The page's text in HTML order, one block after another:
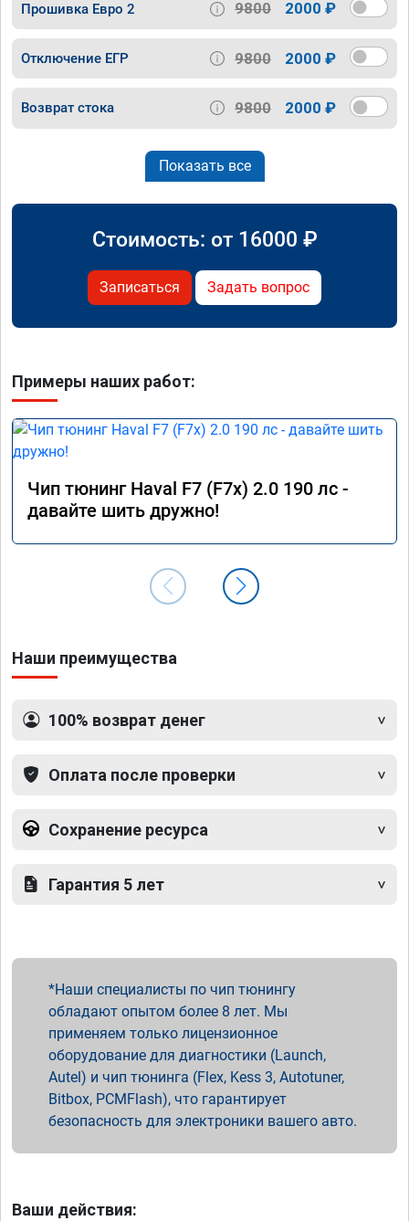
Прошивка Евро 2 9800 2000 ₽
Отключение ЕГР 9800 2000 ₽
Возврат стока 9800 2000 ₽
Показать все
Стоимость: от 16000 ₽
Записаться Задать вопрос
Примеры наших работ:
Чип тюнинг Haval F7 (F7x) 2.0 190 лс -
давайте шить дружно!
Наши преимущества
100% возврат денег
Оплата после проверки
Сохранение ресурса
Гарантия 5 лет
Наши специалисты по чип тюнингу
обладают опытом более 8 лет. Мы
применяем только лицензионное
оборудование для диагностики (Launch,
Autel) и чип тюнинга (Flex, Kess 3, Autotuner,
Bitbox, PCMFlash), что гарантирует
безопасность для электроники вашего авто.
Ваши действия: